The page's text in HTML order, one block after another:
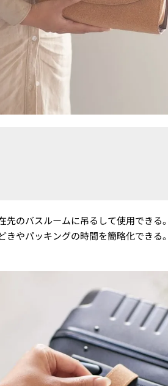
先のバスルームに吊るして使用でき
きやパッキングの時間を簡略化でき